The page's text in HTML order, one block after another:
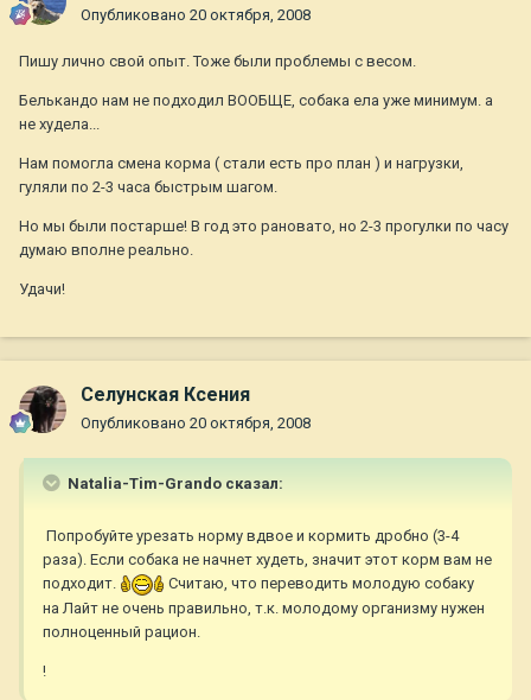
Опубликовано 20 октября, 2008
Пишу лично свой опыт. Тоже были проблемы с весом.
Белькандо нам не подходил ВООБЩЕ, собака ела уже минимум. а
не худела...
Нам помогла смена корма ( стали есть про план ) и нагрузки,
гуляли по 2-3 часа быстрым шагом.
Но мы были постарше! В год это рановато, но 2-3 прогулки по часу
думаю вполне реально.
Удачи!
Селунская Ксения
Опубликовано 20 октября, 2008
Natalia-Tim-Grando сказал:
Попробуйте урезать норму вдвое и кормить дробно (3-4
раза). Если собака не начнет худеть, значит этот корм вам не
подходит.
Считаю, что переводить молодую собаку
на Лайт не очень правильно, т.к. молодому организму нужен
полноценный рацион.
!